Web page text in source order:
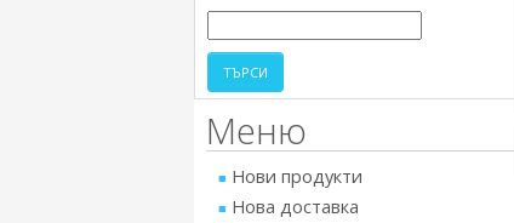
Меню
Нови продукти
Нова доставка